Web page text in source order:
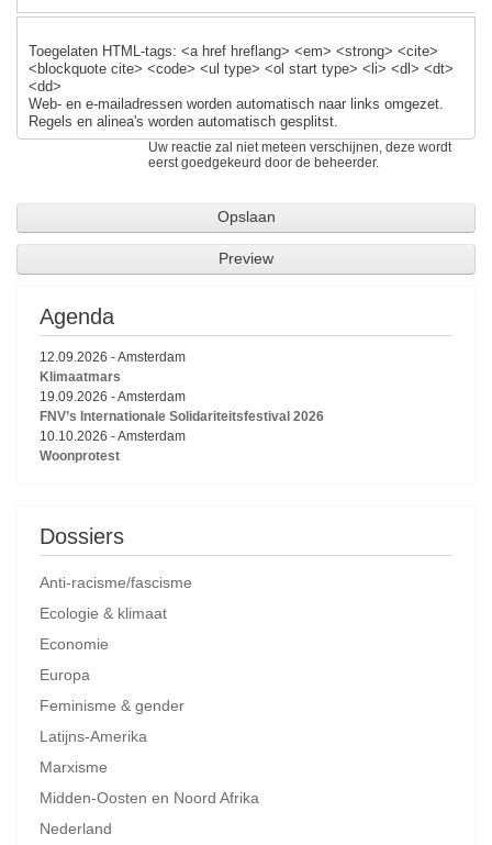
Toegelaten HTML-tags: <a href hreflang> <em> <strong> <cite>
<blockquote cite> <code> <ul type> <ol start type> <li> <dl> <dt>
<dd>
Web- en e-mailadressen worden automatisch naar links omgezet.
Regels en alinea's worden automatisch gesplitst.
Uw reactie zal niet meteen verschijnen, deze wordt
eerst goedgekeurd door de beheerder.
Agenda
12.09.2026 -Amsterdam
Klimaatmars
19.09.2026 -Amsterdam
FNV’s Internationale Solidariteitsfestival 2026
10.10.2026 -Amsterdam
Woonprotest
Dossiers
Anti-racisme/fascisme
Ecologie & klimaat
Economie
Europa
Feminisme & gender
Latijns-Amerika
Marxisme
Midden-Oosten en Noord Afrika
Nederland